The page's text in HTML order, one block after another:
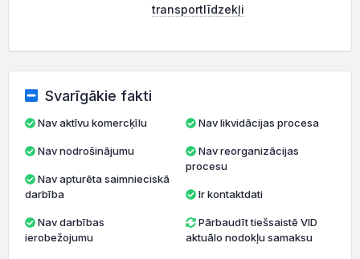
transportlīdzekļi
Svarīgākie fakti
Nav aktīvu komercķīlu
Nav nodrošinājumu
darbība
ierobežojumu
Nav likvidācijas procesa
Nav reorganizācijas
procesu
Ir kontaktdati
Pārbaudīt tiešsaistē VID
aktuālo nodokļu samaksu